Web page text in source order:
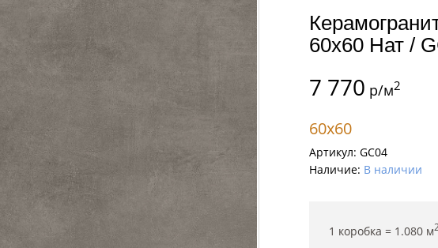
60x60 Нат /
7 770 р/м2
60x60
Артикул: GC04
Наличие: В наличии
1 коробка = 1.080м